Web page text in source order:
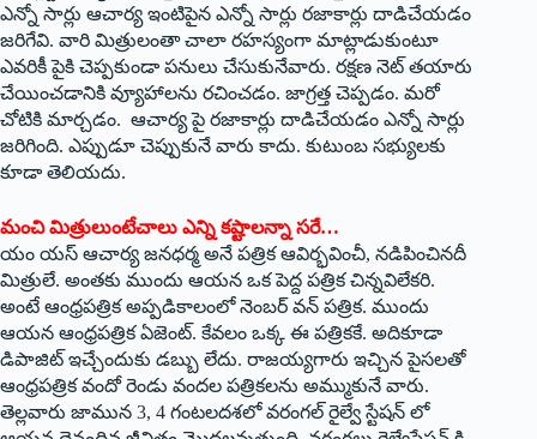
ఎన్నో సార్లు ఆచార్య ఇంటిపైన ఎన్నో సార్లు రజాకార్లు దాడిచేయడం
జరిగేవి. వారి మిత్రులంతా చాలా రహస్యంగా మాట్లాడుకుంటూ
ఎవరికీ పైకి చెప్పకుండా పనులు చేసుకునేవారు. రక్షణ నెట్‌ ‌తయారు
చేయించడానికి వ్యూహాలను రచించడం. జాగ్రత్త చెప్పడం. మరో
చోటికి మార్చడం. ఆచార్య పై రజాకార్లు దాడిచేయడం ఎన్నో సార్లు
జరిగింది. ఎప్పుడూ చెప్పుకునే వారు కాదు. కుటుంబ సభ్యులకు
కూడా తెలియదు.
మంచి మిత్రులుంటేచాలు ఎన్ని కష్టాలన్నా సరే…
యం యస్‌ ఆచార్య జనధర్మ అనే పత్రిక ఆవిర్భవించీ, నడిపించినదీ
మిత్రులే. అంతకు ముందు ఆయన ఒక పెద్ద పత్రిక చిన్నవిలేకరి.
అంటే ఆంధ్రపత్రిక అప్పడికాలంలో నెంబర్‌ ‌వన్‌ ‌పత్రిక. ముందు
ఆయన ఆంధ్రపత్రిక ఏజెంట్‌. ‌కేవలం ఒక్క ఈ పత్రికకే. అదికూడా
డిపాజిట్‌ ఇచ్చేందుకు డబ్బు లేదు. రాజయ్యగారు ఇచ్చిన పైసలతో
ఆంధ్రపత్రిక వందో రెండు వందల పత్రికలను అమ్ముకునే వారు.
తెల్లవారు జామున 3, 4 గంటలదశలో వరంగల్‌ ‌రైల్వే స్టేషన్‌ ‌లో